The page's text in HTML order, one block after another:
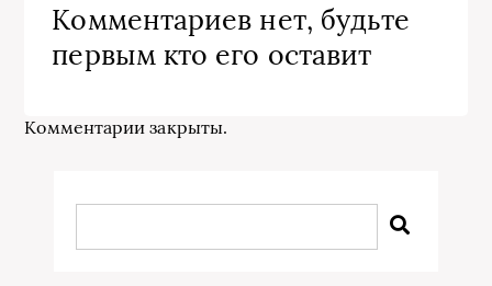
Комментариев нет, будьте
первым кто его оставит
Комментарии закрыты.